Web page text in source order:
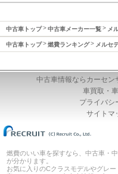
中古車トップ 中古車メーカー一覧 メ
中古車トップ 燃費ランキング メルセ
中古車情報ならカーセン
車買取・
プライバシ
サイトマ
燃費のいい車を探すなら、中古車・
が分かります。
お気に入りのCクラスモデルやグレ